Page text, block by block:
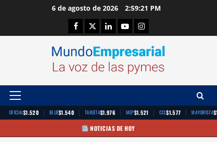
6 de agosto de 2026 2:59:21 PM
Facebook
TwitterLinkedinYoutubeInstagram
Menú
principal
OFICIAL$1.520 | BLUE$1.540 | TARJETA$1.976 | MEP$1.521 | CCL$1.577 | MAYORISTA
NOTICIAS DE HOY